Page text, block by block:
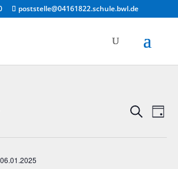
poststelle@04161822.schule.bwl.de
und
SucheTag
06.01.2025